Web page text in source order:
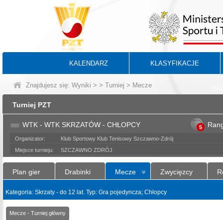
KALENDARZ KLASYFIKACJE
Znajdujesz się: Wyniki > > Turniej > Mecze
Turniej PZT
WTK - WTK SKRZATÓW - CHŁOPCY 5
Organizator:
Klub Sportowy Klub Tenisowy Szczawno-Zdrój
Miejsce turnieju:
SZCZAWNO ZDRÓJ
Plan gier Drabinki Mecze Zwycięzcy
Kategoria: Skrzaty - do 12 lat. Typ: Gra pojedyncza; Chłopcy
Mecze - Turniej główny